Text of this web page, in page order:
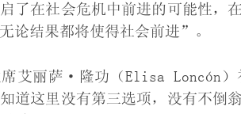
了在社会危机中前进的可能性，
论结果都将使得社会前进”。
席艾丽萨·隆功（Elisa Loncón
道这里没有第三选项，没有不倒